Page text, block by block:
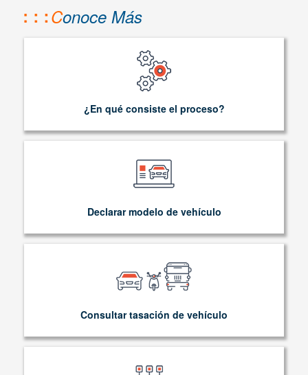
Conoce Más
¿En qué consiste el proceso?
Declarar modelo de vehículo
Consultar tasación de vehículo